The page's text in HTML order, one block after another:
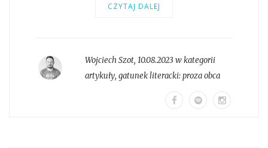
CZYTAJ DALEJ
Wojciech Szot, 10.08.2023 w kategorii
artykuły, gatunek literacki:proza obca